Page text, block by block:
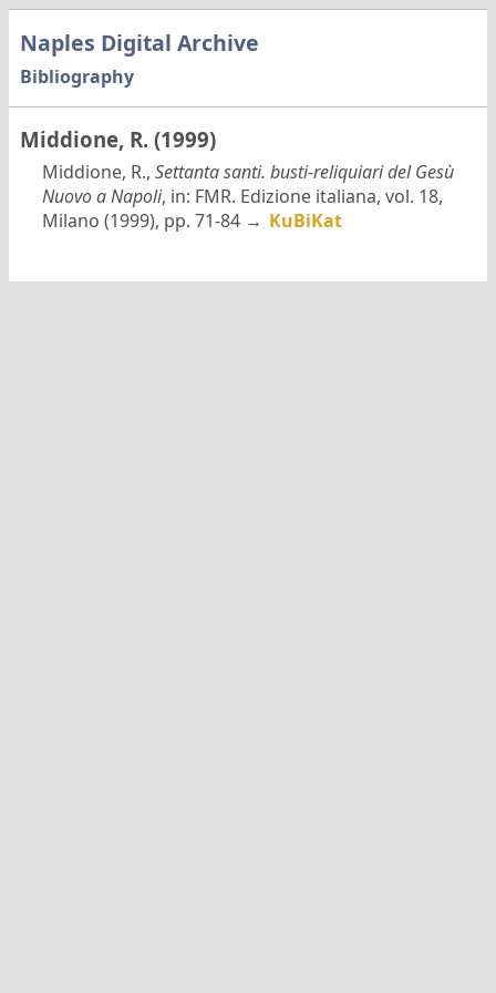
Naples Digital Archive
Bibliography
Middione, R. (1999)
Middione, R., Settanta santi. busti-reliquiari del Gesù
Nuovo a Napoli, in: FMR. Edizione italiana, vol. 18,
Milano (1999), pp. 71-84 → KuBiKat